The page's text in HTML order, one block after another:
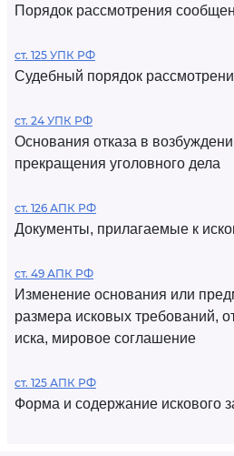
Порядок рассмотрения
ст. 125 УПК РФ
Судебный порядок
ст. 24 УПК РФ
Основания отказа в
прекращения уголовного дела
ст. 126 АПК РФ
Документы, прилагаемые к
ст. 49 АПК РФ
Изменение основания или
размера исковых требований,
иска, мировое соглашение
ст. 125 АПК РФ
Форма и содержание искового